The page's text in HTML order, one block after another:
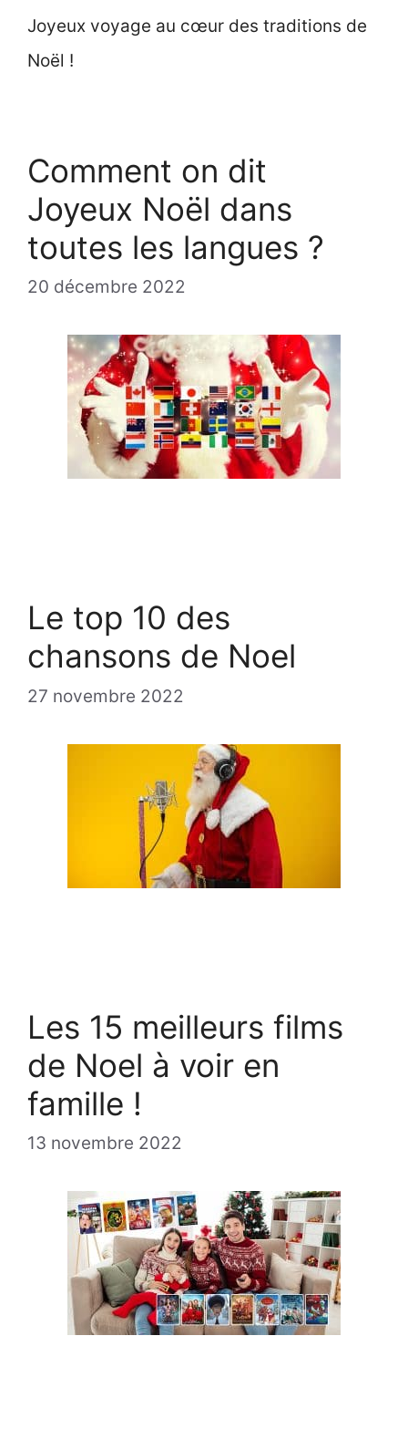
Joyeux voyage au cœur des traditions de
Noël !
Comment on dit
Joyeux Noël dans
toutes les langues ?
20 décembre 2022
Le top 10 des
chansons de Noel
27 novembre 2022
Les 15 meilleurs films
de Noel à voir en
famille !
13 novembre 2022